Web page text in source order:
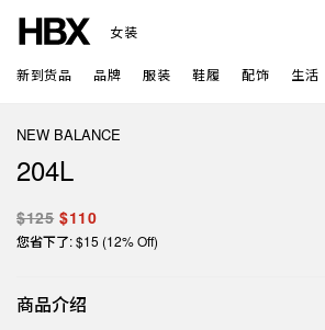
女装
新到货品 品牌 服装 鞋履 配饰 生活
NEW BALANCE
204L
$125 $110
您省下了: $15 (12% Off)
商品介绍